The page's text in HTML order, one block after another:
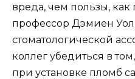
вреда, чем пользы,
профессор Дэмиен
стоматологической
коллег убедиться в
при установке пломб